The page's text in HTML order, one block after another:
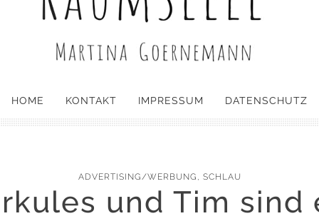
HOME KONTAKT IMPRESSUM DATENSCHUTZ
ADVERTISING/WERBUNG , SCHLAU
und Tim sind